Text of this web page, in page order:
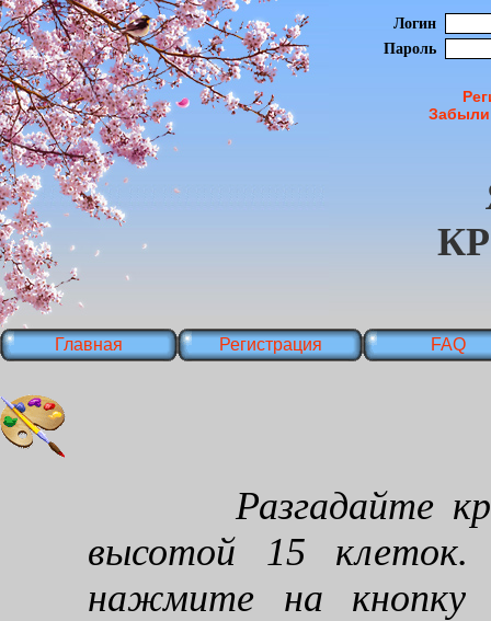
Логин
Пароль
Главная Регистрация FAQ
Разгадайте
высотой 15 клеток.
нажмите на кнопку